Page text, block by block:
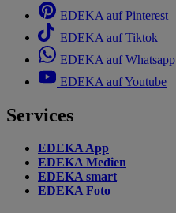
EDEKA auf Pinterest
EDEKA auf Tiktok
EDEKA auf Whatsapp
EDEKA auf Youtube
Services
EDEKA App
EDEKA Medien
EDEKA smart
EDEKA Foto